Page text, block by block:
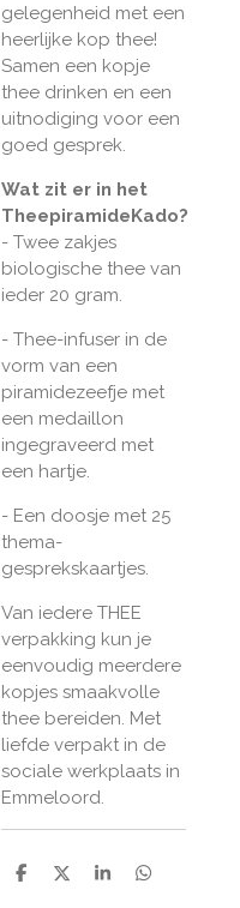
gelegenheid met een
heerlijke kop thee!
Samen een kopje
thee drinken en een
uitnodiging voor een
goed gesprek.
Wat zit er in het
TheepiramideKado?
- Twee zakjes
biologische thee van
ieder 20 gram.
- Thee-infuser in de
vorm van een
piramidezeefje met
een medaillon
ingegraveerd met
een hartje.
- Een doosje met 25
thema-
gesprekskaartjes.
Van iedere THEE
verpakking kun je
eenvoudig meerdere
kopjes smaakvolle
thee bereiden. Met
liefde verpakt in de
sociale werkplaats in
Emmeloord.
D
D
S
D